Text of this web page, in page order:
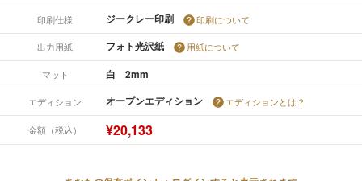
印刷仕様 ジークレー印刷 印刷について
出力用紙 フォト光沢紙 用紙について
マット 白 2mm
エディション オープンエディション エディションとは？
金額（税込） ¥20,133